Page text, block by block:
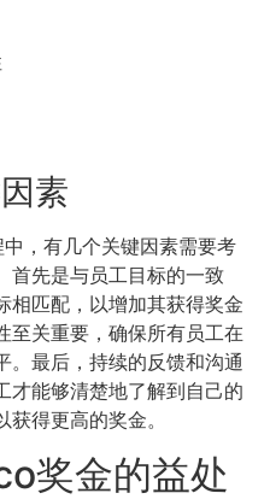
素
，有几个关键因素需要考
首先是与员工目标的一致
相匹配，以增加其获得奖金
至关重要，确保所有员工在
。最后，持续的反馈和沟通
才能够清楚地了解到自己的
得更高的奖金。
奖金的益处